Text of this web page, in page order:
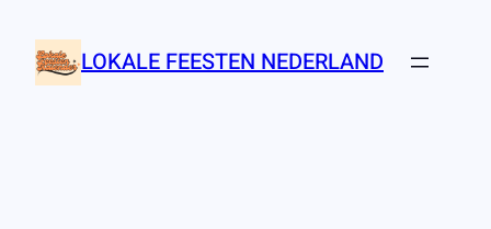
naar
LOKALE FEESTEN NEDERLAND